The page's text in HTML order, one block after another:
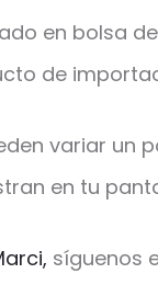
en bolsa
de
variar un
en tu
síguenos